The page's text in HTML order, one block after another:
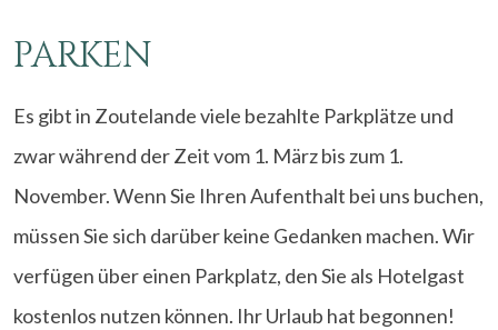
PARKEN
Es gibt in Zoutelande viele bezahlte Parkplätze und
zwar während der Zeit vom 1. März bis zum 1.
November. Wenn Sie Ihren Aufenthalt bei uns buchen,
müssen Sie sich darüber keine Gedanken machen. Wir
verfügen über einen Parkplatz, den Sie als Hotelgast
kostenlos nutzen können. Ihr Urlaub hat begonnen!